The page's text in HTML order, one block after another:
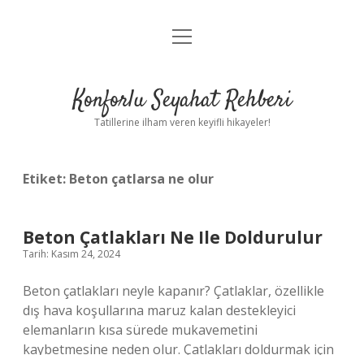
Anasayfa
Yasal Uyarı
menüyü
Konforlu Seyahat Rehberi
Tatillerine ilham veren keyifli hikayeler!
Etiket: Beton çatlarsa ne olur
Beton Çatlakları Ne Ile Doldurulur
Tarih: Kasım 24, 2024
Beton çatlakları neyle kapanır? Çatlaklar, özellikle
dış hava koşullarına maruz kalan destekleyici
elemanların kısa sürede mukavemetini
kaybetmesine neden olur. Çatlakları doldurmak için